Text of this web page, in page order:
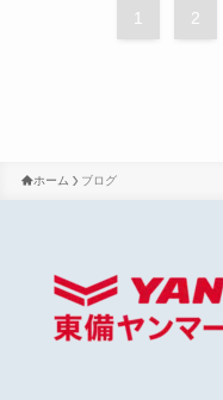
1 2
ホーム ブログ